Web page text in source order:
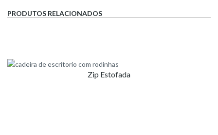
PRODUTOS RELACIONADOS
Zip Estofada